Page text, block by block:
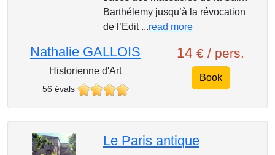
Barthélemy jusqu’à la révocation
de l’Edit ...read more
Nathalie GALLOIS
Historienne d'Art
56 évals
14 € / pers.
Book
Le Paris antique